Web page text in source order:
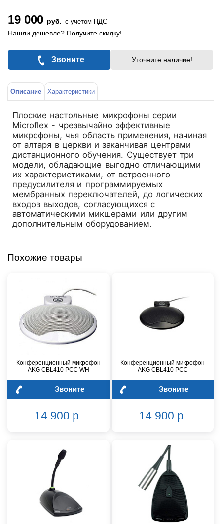
19 000 руб. с учетом НДС
Нашли дешевле? Получите скидку!
Звоните Уточните наличие!
Описание Характеристики
Плоские настольные микрофоны серии
Microflex - чрезвычайно эффективные
микрофоны, чья область применения, начиная
от алтаря в церкви и заканчивая центрами
дистанционного обучения. Существует три
модели, обладающие выгодно отличающими
их характеристиками, от встроенного
предусилителя и программируемых
мембранных переключателей, до логических
входов выходов, согласующихся с
автоматическими микшерами или другим
дополнительным оборудованием.
Похожие товары
Конференционный микрофон
AKG CBL410 PCC WH
Звоните
14 900 р.
Конференционный микрофон
AKG CBL410 PCC
Звоните
14 900 р.